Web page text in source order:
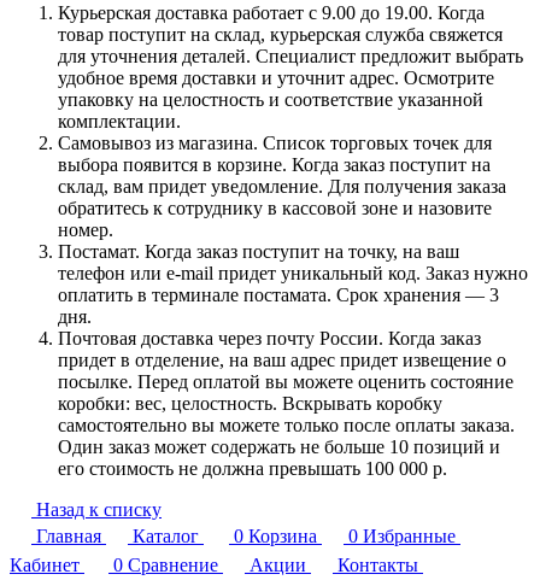
Курьерская доставка работает с 9.00 до 19.00. Когда
товар поступит на склад, курьерская служба свяжется
для уточнения деталей. Специалист предложит выбрать
удобное время доставки и уточнит адрес. Осмотрите
упаковку на целостность и соответствие указанной
комплектации.
Самовывоз из магазина. Список торговых точек для
выбора появится в корзине. Когда заказ поступит на
склад, вам придет уведомление. Для получения заказа
обратитесь к сотруднику в кассовой зоне и назовите
номер.
Постамат. Когда заказ поступит на точку, на ваш
телефон или e-mail придет уникальный код. Заказ нужно
оплатить в терминале постамата. Срок хранения — 3
дня.
Почтовая доставка через почту России. Когда заказ
придет в отделение, на ваш адрес придет извещение о
посылке. Перед оплатой вы можете оценить состояние
коробки: вес, целостность. Вскрывать коробку
самостоятельно вы можете только после оплаты заказа.
Один заказ может содержать не больше 10 позиций и
его стоимость не должна превышать 100 000 р.
Назад к списку
Главная
Каталог 0 Корзина 0 Избранные
Кабинет
0 Сравнение Акции
Контакты